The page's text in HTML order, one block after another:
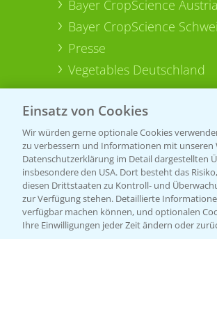
Bayer CropScience Austria
Bayer CropScience
Presse
Vegetables Deutschland
Einsatz von Cookies
Wir würden gerne optionale Cookies
zu verbessern und Informationen mit
Datenschutzerklärung im Detail dargestellten
insbesondere den USA. Dort besteht das
diesen Drittstaaten zu Kontroll- und
zur Verfügung stehen. Detaillierte
verfügbar machen können, und optionalen
Ihre Einwilligungen jeder Zeit ändern oder